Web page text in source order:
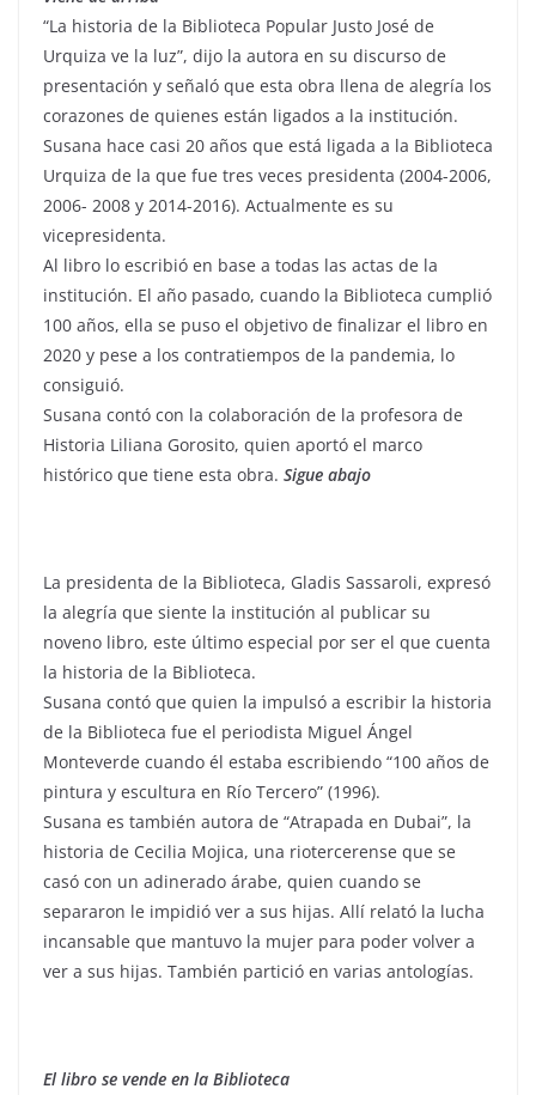
“La historia de la Biblioteca Popular Justo José de
Urquiza ve la luz”, dijo la autora en su discurso de
presentación y señaló que esta obra llena de alegría los
corazones de quienes están ligados a la institución.
Susana hace casi 20 años que está ligada a la Biblioteca
Urquiza de la que fue tres veces presidenta (2004-2006,
2006- 2008 y 2014-2016). Actualmente es su
vicepresidenta.
Al libro lo escribió en base a todas las actas de la
institución. El año pasado, cuando la Biblioteca cumplió
100 años, ella se puso el objetivo de finalizar el libro en
2020 y pese a los contratiempos de la pandemia, lo
consiguió.
Susana contó con la colaboración de la profesora de
Historia Liliana Gorosito, quien aportó el marco
histórico que tiene esta obra. Sigue abajo
La presidenta de la Biblioteca, Gladis Sassaroli, expresó
la alegría que siente la institución al publicar su
noveno libro, este último especial por ser el que cuenta
la historia de la Biblioteca.
Susana contó que quien la impulsó a escribir la historia
de la Biblioteca fue el periodista Miguel Ángel
Monteverde cuando él estaba escribiendo “100 años de
pintura y escultura en Río Tercero” (1996).
Susana es también autora de “Atrapada en Dubai”, la
historia de Cecilia Mojica, una riotercerense que se
casó con un adinerado árabe, quien cuando se
separaron le impidió ver a sus hijas. Allí relató la lucha
incansable que mantuvo la mujer para poder volver a
ver a sus hijas. También partició en varias antologías.
El libro se vende en la Biblioteca